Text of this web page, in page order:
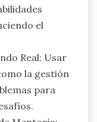
el
Real: Usar
la gestión
para